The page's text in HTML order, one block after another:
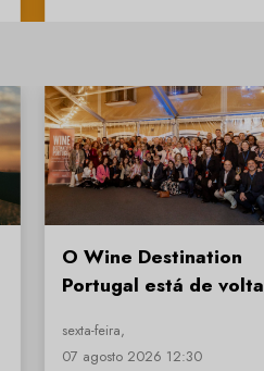
O Wine Destination
Portugal está de volta
sexta-feira,
07 agosto 2026 12:30